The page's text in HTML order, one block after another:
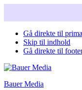
Gå direkte til
Skip til indhold
Gå direkte til
Bauer Media